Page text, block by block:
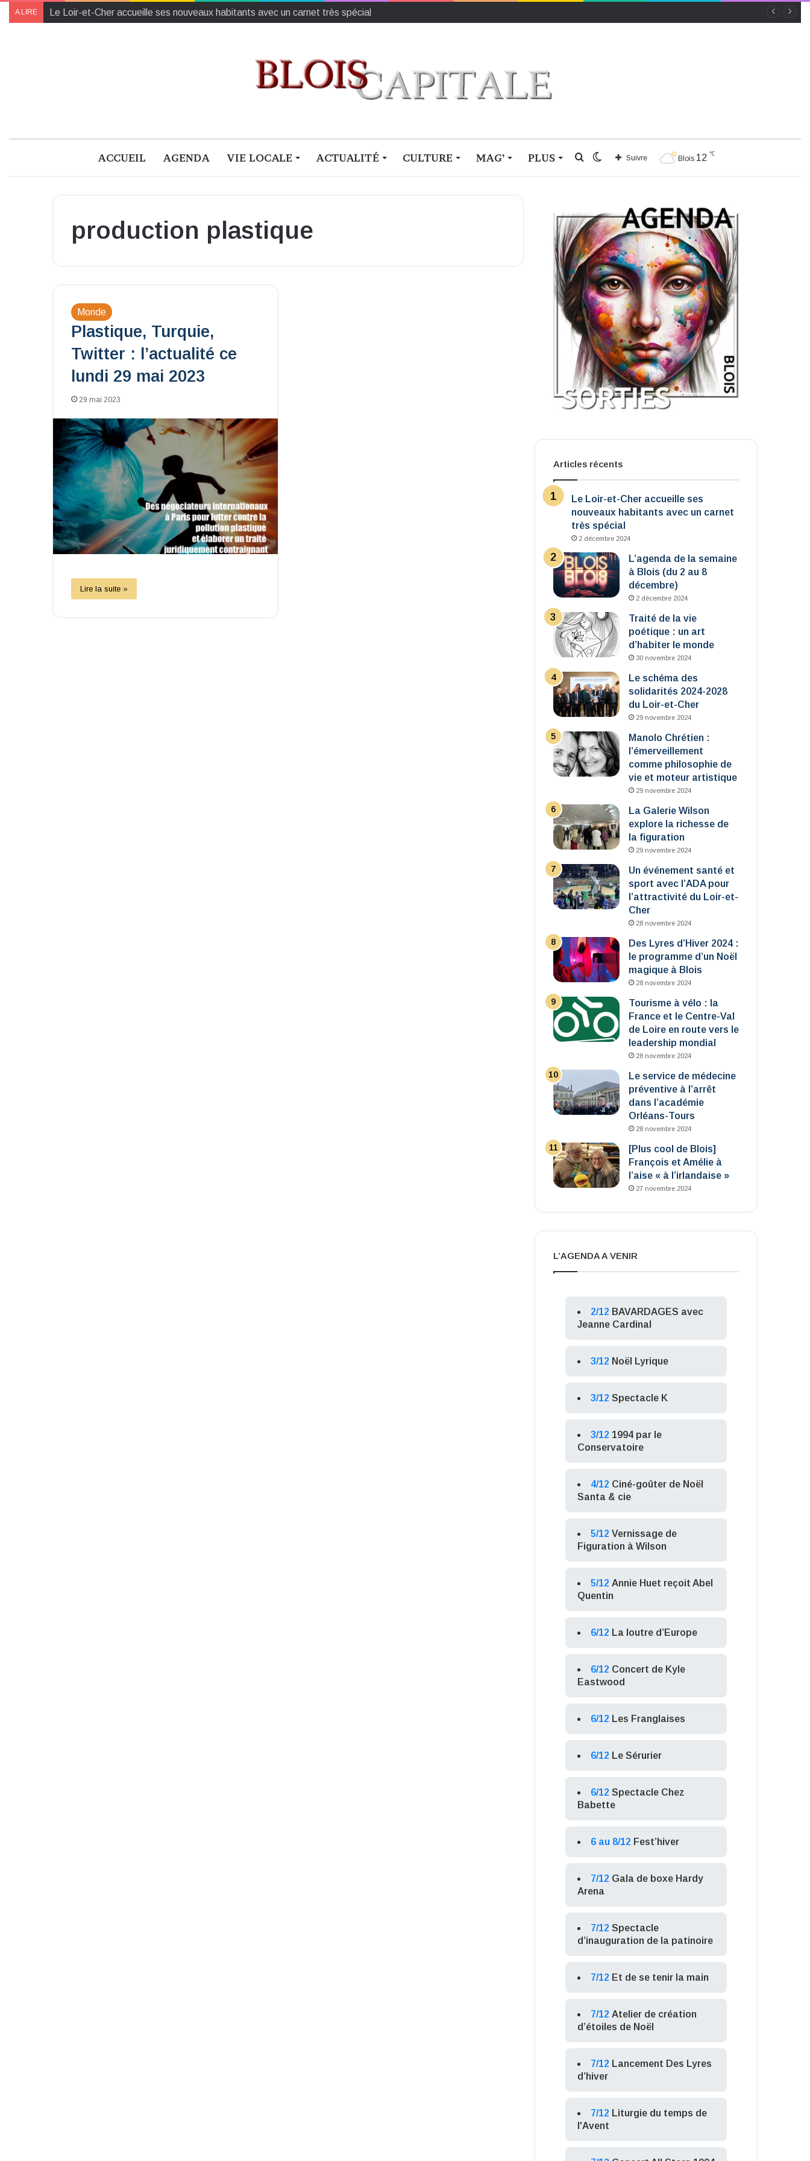
A LIRE Le Loir-et-Cher accueille ses nouveaux habitants avec un carnet très spécial
ACCUEIL AGENDA VIE LOCALE ACTUALITÉ CULTURE MAG’ PLUS Blois 12 ℃
Suivre
Switch
Rechercher
production plastique
Monde
Plastique, Turquie,
Twitter : l’actualité ce
lundi 29 mai 2023
29 mai 2023
Lire la suite »
Articles récents
Le Loir-et-Cher accueille ses
nouveaux habitants avec un carnet
très spécial
2 décembre 2024
L’agenda de la semaine
à Blois (du 2 au 8
décembre)
2 décembre 2024
Traité de la vie
poétique : un art
d’habiter le monde
30 novembre 2024
Le schéma des
solidarités 2024-2028
du Loir-et-Cher
29 novembre 2024
Manolo Chrétien :
l’émerveillement
comme philosophie de
vie et moteur artistique
29 novembre 2024
La Galerie Wilson
explore la richesse de
la figuration
29 novembre 2024
Un événement santé et
sport avec l’ADA pour
l’attractivité du Loir-et-
Cher
28 novembre 2024
Des Lyres d’Hiver 2024 :
le programme d’un Noël
magique à Blois
28 novembre 2024
Tourisme à vélo : la
France et le Centre-Val
de Loire en route vers le
leadership mondial
28 novembre 2024
Le service de médecine
préventive à l’arrêt
dans l’académie
Orléans-Tours
28 novembre 2024
[Plus cool de Blois]
François et Amélie à
l’aise « à l’irlandaise »
27 novembre 2024
L’AGENDA A VENIR
2/12 BAVARDAGES avec
Jeanne Cardinal
3/12 Noël Lyrique
3/12 Spectacle K
3/12 1994 par le
Conservatoire
4/12 Ciné-goûter de Noël
Santa & cie
5/12 Vernissage de
Figuration à Wilson
5/12 Annie Huet reçoit Abel
Quentin
6/12 La loutre d’Europe
6/12 Concert de Kyle
Eastwood
6/12 Les Franglaises
6/12 Le Sérurier
6/12 Spectacle Chez
Babette
6 au 8/12 Fest’hiver
7/12 Gala de boxe Hardy
Arena
7/12 Spectacle
d’inauguration de la patinoire
7/12 Et de se tenir la main
7/12 Atelier de création
d’étoiles de Noël
7/12 Lancement Des Lyres
d’hiver
7/12 Liturgie du temps de
l'Avent